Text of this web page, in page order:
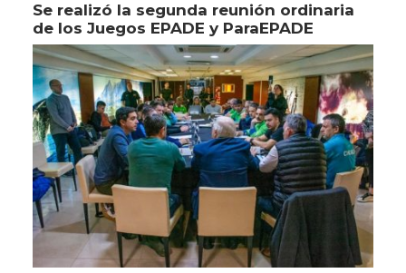
Se realizó la segunda reunión ordinaria
de los Juegos EPADE y ParaEPADE